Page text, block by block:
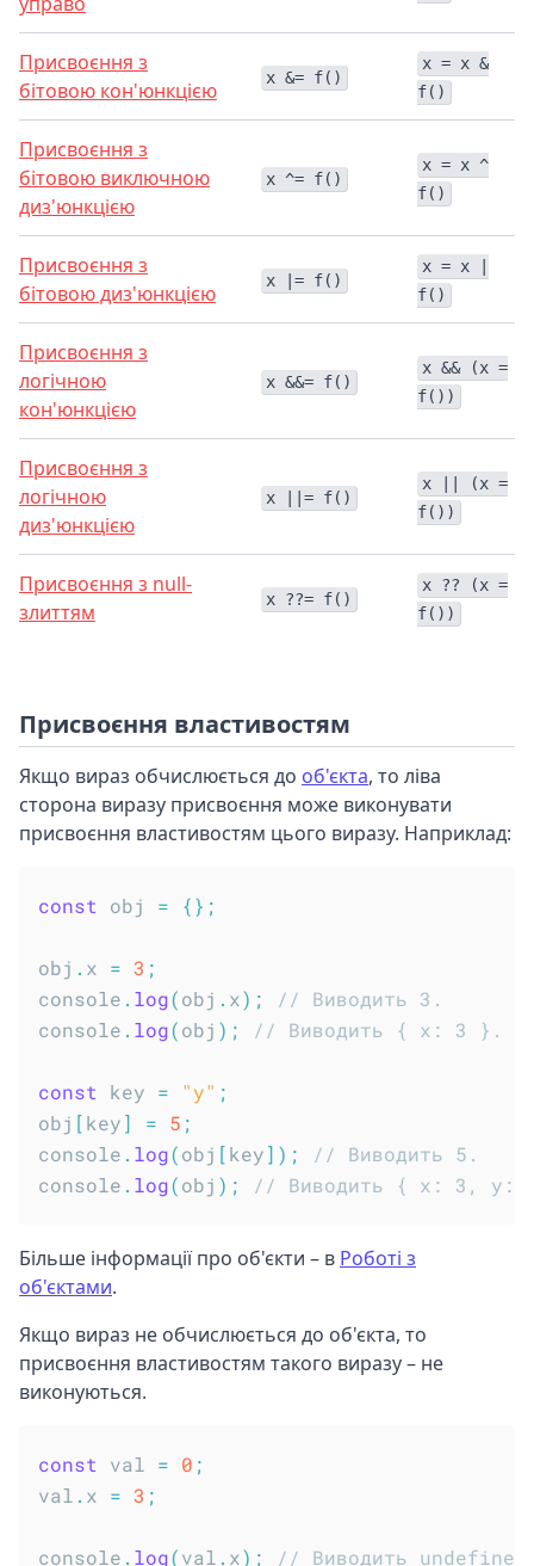
Присвоєння з
бітовою кон'юнкцією
x &= f()
x = x &
f()
Присвоєння з
бітовою виключною
диз'юнкцією
x ^= f()
x = x ^
f()
Присвоєння з
бітовою диз'юнкцією
x |= f()
x = x |
f()
Присвоєння з
логічною
кон'юнкцією
x &&= f()
x && (x =
f())
Присвоєння з
логічною
диз'юнкцією
x ||= f()
x || (x =
f())
Присвоєння з null-
злиттям
x ??= f()
x ?? (x =
f())
Присвоєння властивостям
Якщо вираз обчислюється до об'єкта, то ліва
сторона виразу присвоєння може виконувати
присвоєння властивостям цього виразу. Наприклад:
const obj = {} ;
obj . x = 3 ;
console . log(obj . x) ;
// Виводить 3.
console . log(obj ) ; // Виводить { x: 3 }.
const key = "y" ;
obj [key] = 5 ;
console . log(obj [key] ) ;
// Виводить 5.
console . log(obj ) ; // Виводить { x: 3, y:
Більше інформації про об'єкти – в Роботі з
об'єктами.
Якщо вираз не обчислюється до об'єкта, то
присвоєння властивостям такого виразу – не
виконуються.
const val = 0 ;
val . x = 3 ;
console . log(val . x) ;
// Виводить